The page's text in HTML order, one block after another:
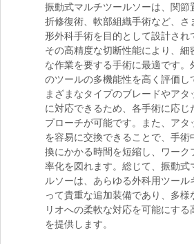
振動式マルチツールソーは、関節
折修復術、軟部組織手術など、さ
形外科手術を目的として設計され
その高精度な切断性能により、細
な作業を要する手術に最適です。
のツールの多機能性を高く評価し
まざまなタイプのブレードやアタ
に対応できるため、各手術に応じ
プローチが可能です。また、アタ
を容易に交換できることで、手術
換にかかる時間を短縮し、ワーク
率化を図れます。総じて、振動式
ルソーは、あらゆる外科用ツール
って貴重な追加装備であり、多様
リオへの柔軟な対応を可能にする
を提供します。